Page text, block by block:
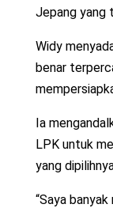
Jepang yang
Widy
benar
Ia
LPK untuk
yang
“Saya